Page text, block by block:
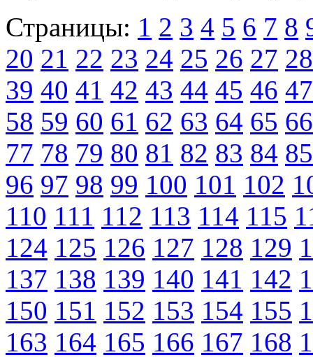
Страницы: 1 2 3 4 5 6 7 8
20 21 22 23 24 25 26 27 28
39 40 41 42 43 44 45 46 47
58 59 60 61 62 63 64 65 66
77 78 79 80 81 82 83 84 85
96 97 98 99 100 101 102
110 111 112 113 114 115
124 125 126 127 128 129
137 138 139 140 141 142
150 151 152 153 154 155
163 164 165 166 167 168